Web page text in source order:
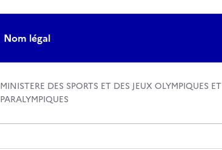
Nom légal
MINISTERE DES SPORTS ET DES JEUX OLYMPIQUES ET
PARALYMPIQUES